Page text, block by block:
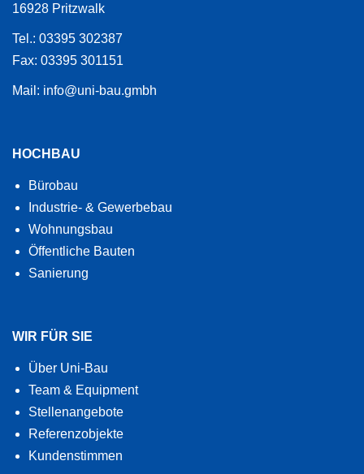
16928 Pritzwalk
Tel.: 03395 302387
Fax: 03395 301151
Mail: info@uni-bau.gmbh
HOCHBAU
Bürobau
Industrie- & Gewerbebau
Wohnungsbau
Öffentliche Bauten
Sanierung
WIR FÜR SIE
Über Uni-Bau
Team & Equipment
Stellenangebote
Referenzobjekte
Kundenstimmen